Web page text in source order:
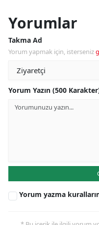
Yorumlar
Takma Ad
Yorum yapmak için, isterseniz
Yorum Yazın (500
Yorum yazma